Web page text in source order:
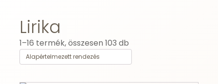
Lirika
1–16 termék, összesen 103 db